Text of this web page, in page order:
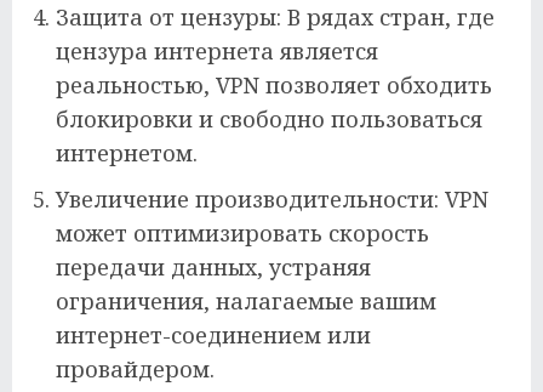
Защита от цензуры: В рядах стран, где
цензура интернета является
реальностью, VPN позволяет обходить
блокировки и свободно пользоваться
интернетом.
Увеличение производительности: VPN
может оптимизировать скорость
передачи данных, устраняя
ограничения, налагаемые вашим
интернет-соединением или
провайдером.